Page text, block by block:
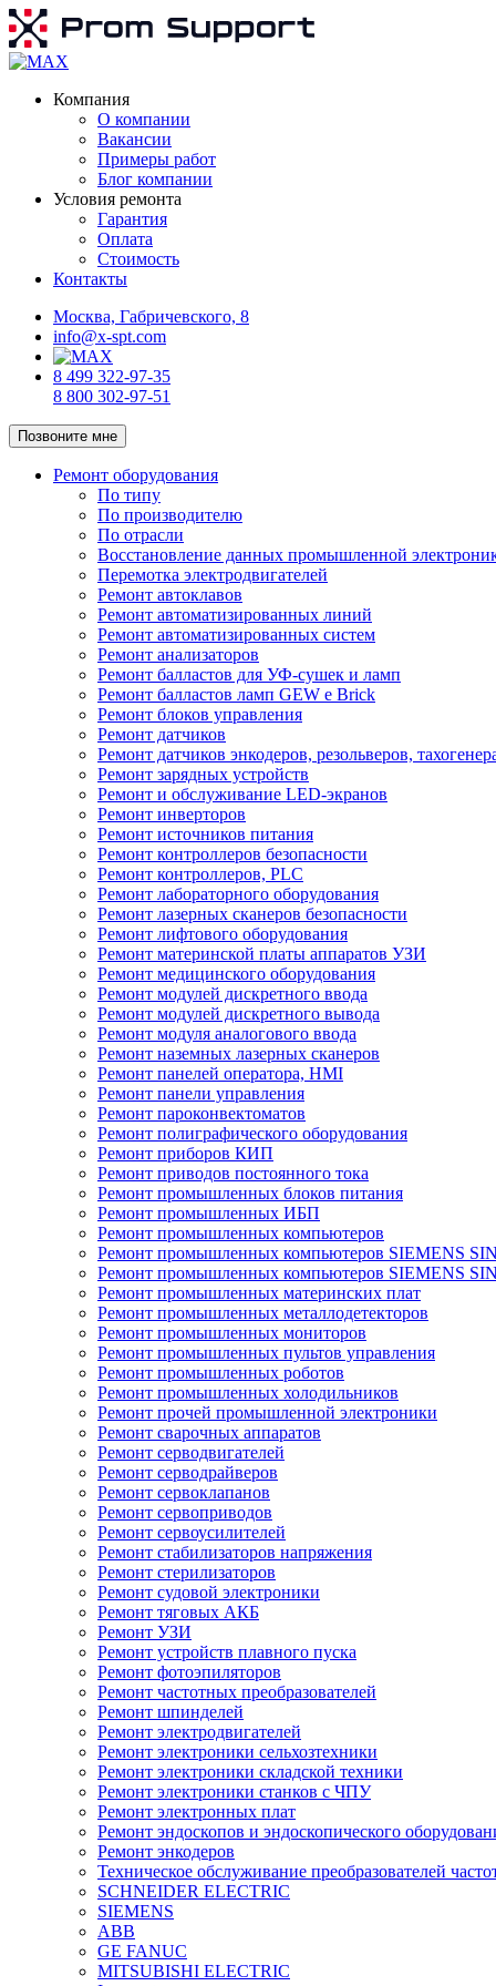
Компания
О компании
Вакансии
Примеры работ
Блог компании
Условия ремонта
Гарантия
Оплата
Стоимость
Контакты
Москва, Габричевского, 8
info@x-spt.com
8 499 322-97-35
8 800 302-97-51
Позвоните мне
Ремонт оборудования
По типу
По производителю
По отрасли
Восстановление данных промышленной
Перемотка электродвигателей
Ремонт автоклавов
Ремонт автоматизированных линий
Ремонт автоматизированных систем
Ремонт анализаторов
Ремонт балластов для УФ-сушек и ламп
Ремонт балластов ламп GEW e Brick
Ремонт блоков управления
Ремонт датчиков
Ремонт датчиков энкодеров, резольверов,
Ремонт зарядных устройств
Ремонт и обслуживание LED-экранов
Ремонт инверторов
Ремонт источников питания
Ремонт контроллеров безопасности
Ремонт контроллеров, PLC
Ремонт лабораторного оборудования
Ремонт лазерных сканеров безопасности
Ремонт лифтового оборудования
Ремонт материнской платы аппаратов УЗИ
Ремонт медицинского оборудования
Ремонт модулей дискретного ввода
Ремонт модулей дискретного вывода
Ремонт модуля аналогового ввода
Ремонт наземных лазерных сканеров
Ремонт панелей оператора, HMI
Ремонт панели управления
Ремонт пароконвектоматов
Ремонт полиграфического оборудования
Ремонт приборов КИП
Ремонт приводов постоянного тока
Ремонт промышленных блоков питания
Ремонт промышленных ИБП
Ремонт промышленных компьютеров
Ремонт промышленных компьютеров SIEMENS
Ремонт промышленных компьютеров SIEMENS
Ремонт промышленных материнских плат
Ремонт промышленных металлодетекторов
Ремонт промышленных мониторов
Ремонт промышленных пультов управления
Ремонт промышленных роботов
Ремонт промышленных холодильников
Ремонт прочей промышленной электроники
Ремонт сварочных аппаратов
Ремонт серводвигателей
Ремонт серводрайверов
Ремонт сервоклапанов
Ремонт сервоприводов
Ремонт сервоусилителей
Ремонт стабилизаторов напряжения
Ремонт стерилизаторов
Ремонт судовой электроники
Ремонт тяговых АКБ
Ремонт УЗИ
Ремонт устройств плавного пуска
Ремонт фотоэпиляторов
Ремонт частотных преобразователей
Ремонт шпинделей
Ремонт электродвигателей
Ремонт электроники сельхозтехники
Ремонт электроники складской техники
Ремонт электроники станков с ЧПУ
Ремонт электронных плат
Ремонт эндоскопов и эндоскопического
Ремонт энкодеров
Техническое обслуживание преобразователей
SCHNEIDER ELECTRIC
SIEMENS
ABB
GE FANUC
MITSUBISHI ELECTRIC